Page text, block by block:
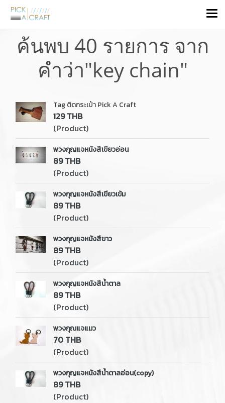
ค้นพบ 40 รายการ จาก
คำว่า"key chain"
Tag ติดกระเป๋า Pick A Craft
129 THB
(Product)
พวงกุญแจหนังสีเขียวอ่อน
89 THB
(Product)
พวงกุญแจหนังสีเขียวเข้ม
89 THB
(Product)
พวงกุญแจหนังสีขาว
89 THB
(Product)
พวงกุญแจหนังสีน้ำตาล
89 THB
(Product)
พวงกุณแจแมว
70 THB
(Product)
พวงกุญแจหนังสีน้ำตาลอ่อน(copy)
89 THB
(Product)